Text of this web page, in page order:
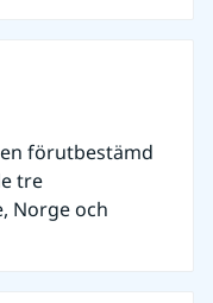
förutbestämd
tre
Norge och